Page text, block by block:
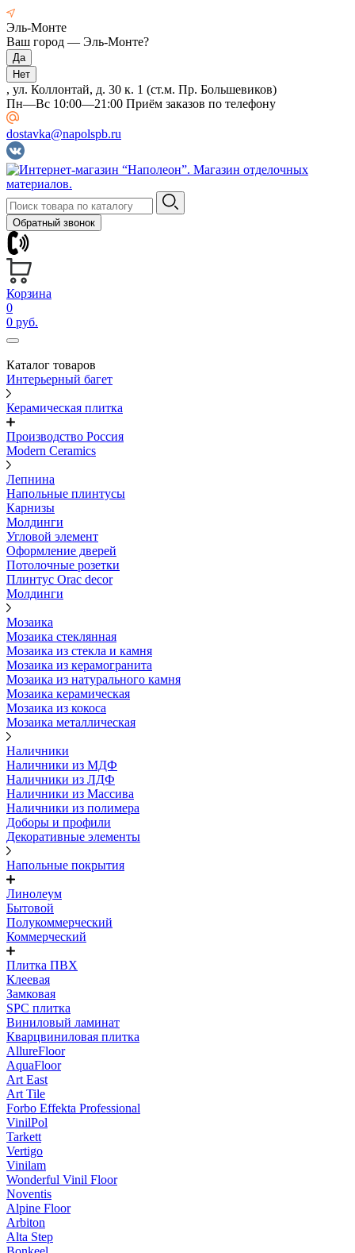
Эль-Монте
Ваш город — Эль-Монте?
, ул. Коллонтай, д. 30 к. 1 (ст.м. Пр. Большевиков)
Пн—Вс 10:00—21:00 Приём заказов по телефону
dostavka@napolspb.ru
Обратный звонок
Корзина
0
0 руб.
Каталог товаров
Интерьерный багет
Керамическая плитка
Производство Россия
Modern Ceramics
Лепнина
Напольные плинтусы
Карнизы
Молдинги
Угловой элемент
Оформление дверей
Потолочные розетки
Плинтус Orac decor
Молдинги
Мозаика
Мозаика стеклянная
Мозаика из стекла и камня
Мозаика из керамогранита
Мозаика из натурального камня
Мозаика керамическая
Мозаика из кокоса
Мозаика металлическая
Наличники
Наличники из МДФ
Наличники из ЛДФ
Наличники из Массива
Наличники из полимера
Доборы и профили
Декоративные элементы
Напольные покрытия
Линолеум
Бытовой
Полукоммерческий
Коммерческий
Плитка ПВХ
Клеевая
Замковая
SPC плитка
Виниловый ламинат
Кварцвиниловая плитка
AllureFloor
AquaFloor
Art East
Art Tile
Forbo Effekta Professional
VinilPol
Tarkett
Vertigo
Vinilam
Wonderful Vinil Floor
Noventis
Alpine Floor
Arbiton
Alta Step